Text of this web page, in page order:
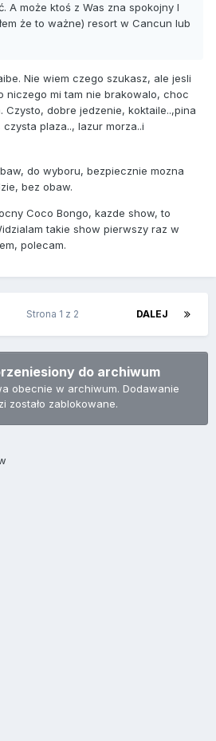
A może ktoś z Was zna spokojny I
że to ważne) resort w Cancun lub
Nie wiem czego szukasz, ale jesli
niczego mi tam nie brakowalo, choc
Czysto, dobre jedzenie, koktaile..,pina
plaza.., lazur morza..i
do wyboru, bezpiecznie mozna
bez obaw.
Coco Bongo, kazde show, to
takie show pierwszy raz w
polecam.
DALEJ
Strona 1 z 2
do archiwum
obecnie w archiwum. Dodawanie
zostało zablokowane.